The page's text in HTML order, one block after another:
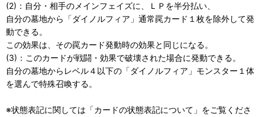
(2)：自分・相手のメインフェイズに、ＬＰを半分払い、
自分の墓地から「ダイノルフィア」通常罠カード１枚を除外して発
動できる。
この効果は、その罠カード発動時の効果と同じになる。
(3)：このカードが戦闘・効果で破壊された場合に発動できる。
自分の墓地からレベル４以下の「ダイノルフィア」モンスター１体
を選んで特殊召喚する。
※状態表記に関しては「カードの状態表記について」をご覧くださ